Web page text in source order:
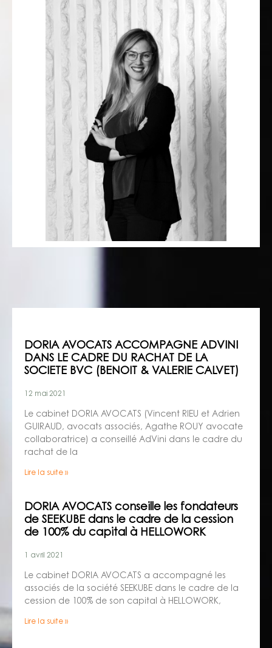
DORIA AVOCATS ACCOMPAGNE ADVINI
DANS LE CADRE DU RACHAT DE LA
SOCIETE BVC (BENOIT & VALERIE CALVET)
12 mai 2021
Le cabinet DORIA AVOCATS (Vincent RIEU et Adrien
GUIRAUD, avocats associés, Agathe ROUY avocate
collaboratrice) a conseillé AdVini dans le cadre du
rachat de la
Lire la suite »
DORIA AVOCATS conseille les fondateurs
de SEEKUBE dans le cadre de la cession
de 100% du capital à HELLOWORK
1 avril 2021
Le cabinet DORIA AVOCATS a accompagné les
associés de la société SEEKUBE dans le cadre de la
cession de 100% de son capital à HELLOWORK,
Lire la suite »